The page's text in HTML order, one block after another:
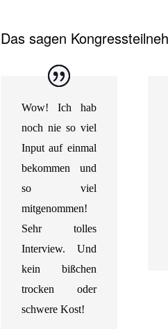
Das sagen
Wow! Ich hab
noch nie so viel
Input auf einmal
bekommen und
so viel
mitgenommen!
Sehr tolles
Interview. Und
kein bißchen
trocken oder
schwere Kost!